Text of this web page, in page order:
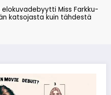
Miss Farkku-
katsojasta kuin tähdestä